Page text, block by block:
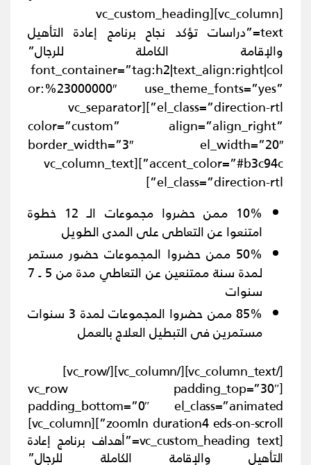
[vc_column][vc_custom_heading
text=”دراسات تؤكد نجاح برنامج إعادة التأهيل
والإقامة الكاملة للرجال”
font_container=”tag:h2|text_align:right|col
or:%23000000″ use_theme_fonts=”yes”
el_class=”direction-rtl”][vc_separator
color=”custom” align=”align_right”
border_width=”3″ el_width=”20″
accent_color=”#b3c94c”][vc_column_text
el_class=”direction-rtl”]
10% ممن حضروا مجموعات الـ 12 خطوة
امتنعوا عن التعاطى على المدى الطويل
50% ممن حضروا المجموعات حضور مستمر
لمدة سنة ممتنعين عن التعاطي مدة من 5 ـ 7
سنوات
85% ممن حضروا المجموعات لمدة 3 سنوات
مستمرين فى التبطيل العلاج بالعمل
[/vc_column_text][/vc_column][/vc_row]
[vc_row padding_top=”30″
padding_bottom=”0″ el_class=”animated
zoomIn duration4 eds-on-scroll”][vc_column]
[vc_custom_heading text=”أهداف برنامج إعادة
التأهيل والإقامة الكاملة للرجال”